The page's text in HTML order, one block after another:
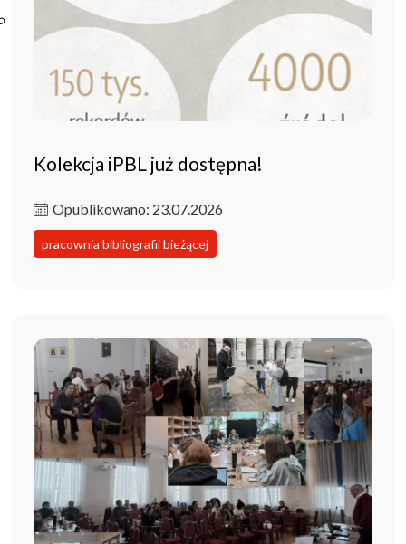
Poczta ibl.waw.pl
Kontakt
Kolekcja iPBL już dostępna!
Opublikowano: 23.07.2026
pracownia bibliografii bieżącej